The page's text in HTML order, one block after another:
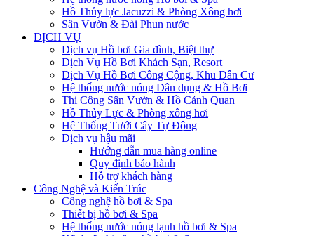
Hồ Thủy lực Jacuzzi & Phòng Xông hơi
Sân Vườn & Đài Phun nước
DỊCH VỤ
Dịch vụ Hồ bơi Gia đình, Biệt thự
Dịch Vụ Hồ Bơi Khách Sạn, Resort
Dịch Vụ Hồ Bơi Công Cộng, Khu Dân Cư
Hệ thống nước nóng Dân dụng & Hồ Bơi
Thi Công Sân Vườn & Hồ Cảnh Quan
Hồ Thủy Lực & Phòng xông hơi
Hệ Thống Tưới Cây Tự Động
Dịch vụ hậu mãi
Hướng dẫn mua hàng online
Quy định bảo hành
Hỗ trợ khách hàng
Công Nghệ và Kiến Trúc
Công nghệ hồ bơi & Spa
Thiết bị hồ bơi & Spa
Hệ thống nước nóng lạnh hồ bơi & Spa